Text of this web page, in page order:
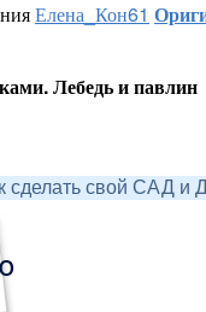
Елена_Кон61
Лебедь и павлин
сделать свой САД и